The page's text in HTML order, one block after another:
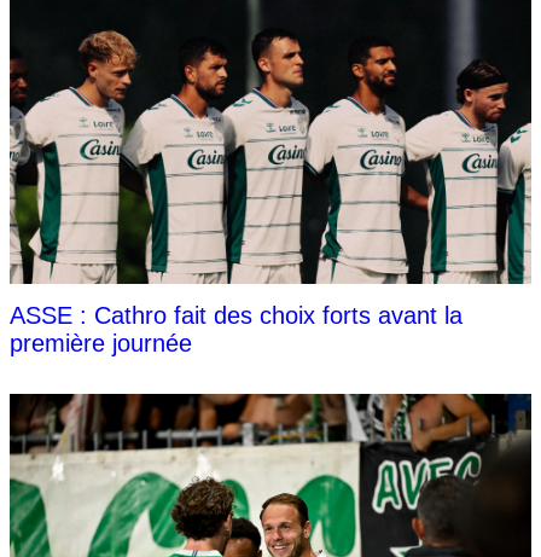
ASSE : Cathro fait des choix forts avant la
première journée